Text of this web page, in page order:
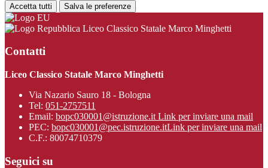
Accetta tutti Salva le preferenze
Liceo Classico Statale Marco Minghetti
Contatti
Liceo Classico Statale Marco Minghetti
Via Nazario Sauro 18 - Bologna
Tel: 051-2757511
Email: bopc030001@istruzione.it Link per inviare una mail
PEC: bopc030001@pec.istruzione.itLink per inviare una mail
C.F.: 80074710379
Seguici su